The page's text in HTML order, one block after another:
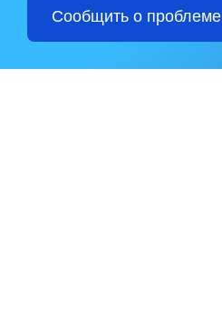
Сообщить о проблеме